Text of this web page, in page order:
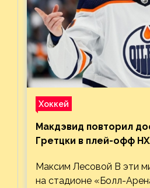
Хоккей
Макдэвид повторил
Гретцки в плей-офф
Максим Лесовой В эти
на стадионе «Болл-